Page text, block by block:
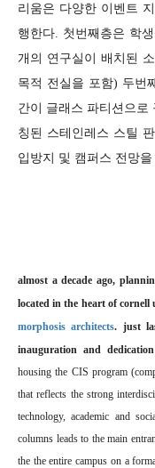
리움은 다양한 이벤트
행한다. 첫번째층은 학
개의 연구실이 배치된
목적 전실을 포함) 두번
간이 글래스 파티션으로
칭된 스테인레스 스틸
입방지 및 캠퍼스 전망을
almost a decade ago,
located in the heart of cornell
morphosis architects. just
inauguration and
housing the CIS program
that reflects the strong
technology, academic and
columns leads to the main
the the entire campus on a